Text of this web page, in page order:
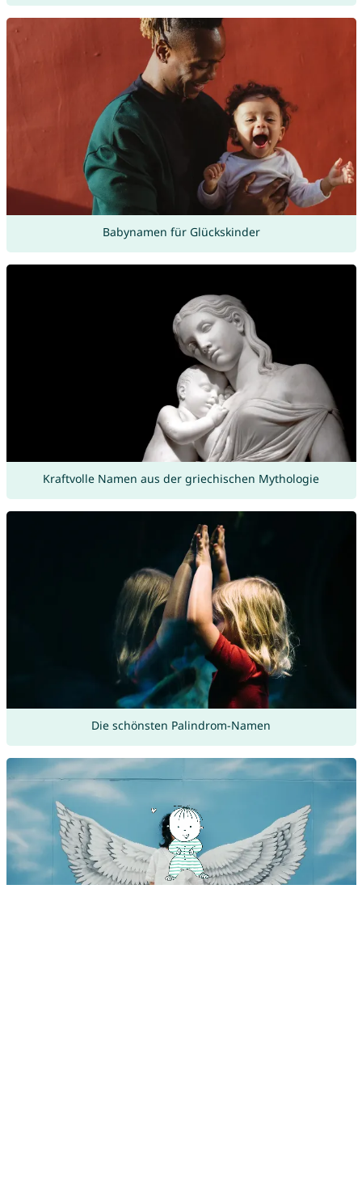
Babynamen für Glückskinder
Kraftvolle Namen aus der griechischen Mythologie
Die schönsten Palindrom-Namen